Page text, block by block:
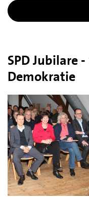
SPD Jubilare
Demokratie